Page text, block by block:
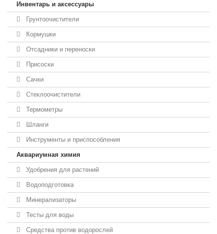
Инвентарь и аксессуары
Грунтоочистители
Кормушки
Отсадники и переноски
Присоски
Сачки
Стеклоочистители
Термометры
Шланги
Инструменты и приспособления
Аквариумная химия
Удобрения для растений
Водоподготовка
Минерализаторы
Тесты для воды
Средства против водорослей